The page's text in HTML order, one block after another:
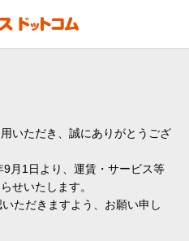
いただき、誠にありがとうござ
月1日より、運賃・サービス等
せいたします。
ただきますよう、お願い申し